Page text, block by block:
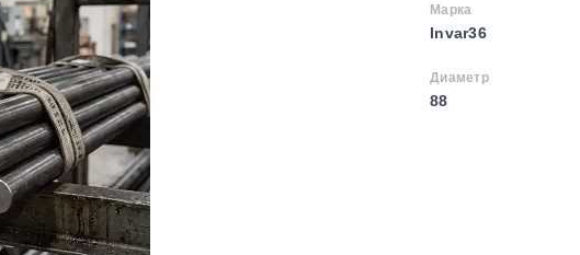
Марка
Invar36
Диаметр
88